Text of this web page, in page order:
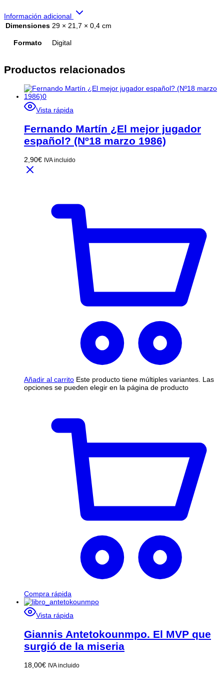
Información adicional
Dimensiones 29 × 21,7 × 0,4 cm
Formato Digital
Productos relacionados
Vista rápida
Fernando Martín ¿El mejor jugador
español? (Nº18 marzo 1986)
2,90€ IVA incluido
Añadir al carrito Este producto tiene múltiples variantes. Las
opciones se pueden elegir en la página de producto
Compra rápida
Vista rápida
Giannis Antetokounmpo. El MVP que
surgió de la miseria
18,00€ IVA incluido